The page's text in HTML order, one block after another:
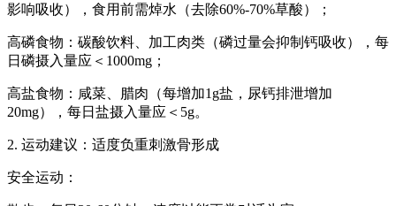
影响吸收），食用前需焯水（去除60%-70%草酸）；
高磷食物：碳酸饮料、加工肉类（磷过量会抑制钙吸收），每
日磷摄入量应＜1000mg；
高盐食物：咸菜、腊肉（每增加1g盐，尿钙排泄增加
20mg），每日盐摄入量应＜5g。
2. 运动建议：适度负重刺激骨形成
安全运动：